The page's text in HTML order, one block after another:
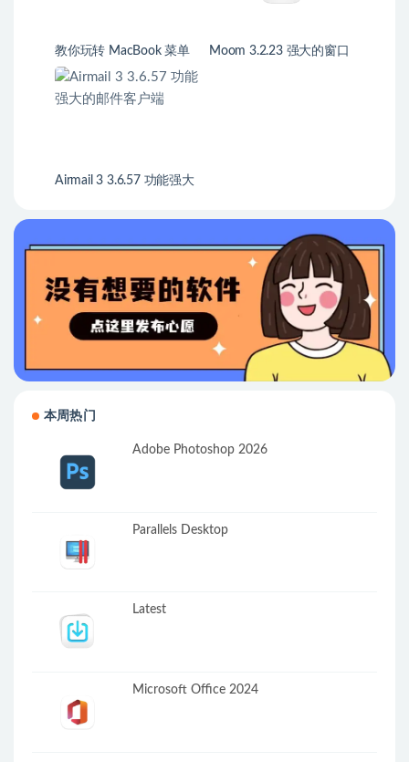
教你玩转 MacBook 菜单
栏
Moom 3.2.23 强大的窗口
Airmail 3 3.6.57 功能强大
本周热门
Adobe Photoshop 2026
Parallels Desktop
Latest
Microsoft Office 2024